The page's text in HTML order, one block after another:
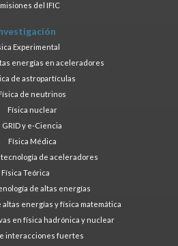
del IFIC
Experimental
energías en aceleradores
de astropartículas
de neutrinos
Física nuclear
GRID y e-Ciencia
Física Médica
tecnología de aceleradores
Física Teórica
de altas energías
altas energías y física matemática
en física hadrónica y nuclear
e interacciones fuertes